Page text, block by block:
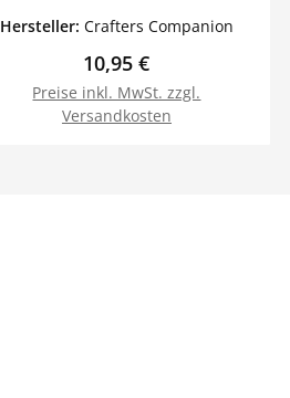
Hersteller: Crafters Companion
Regulärer Preis:
10,95 €
Preise inkl. MwSt. zzgl.
Versandkosten